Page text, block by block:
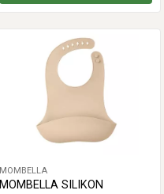
MOMBELLA
MOMBELLA SILIKON